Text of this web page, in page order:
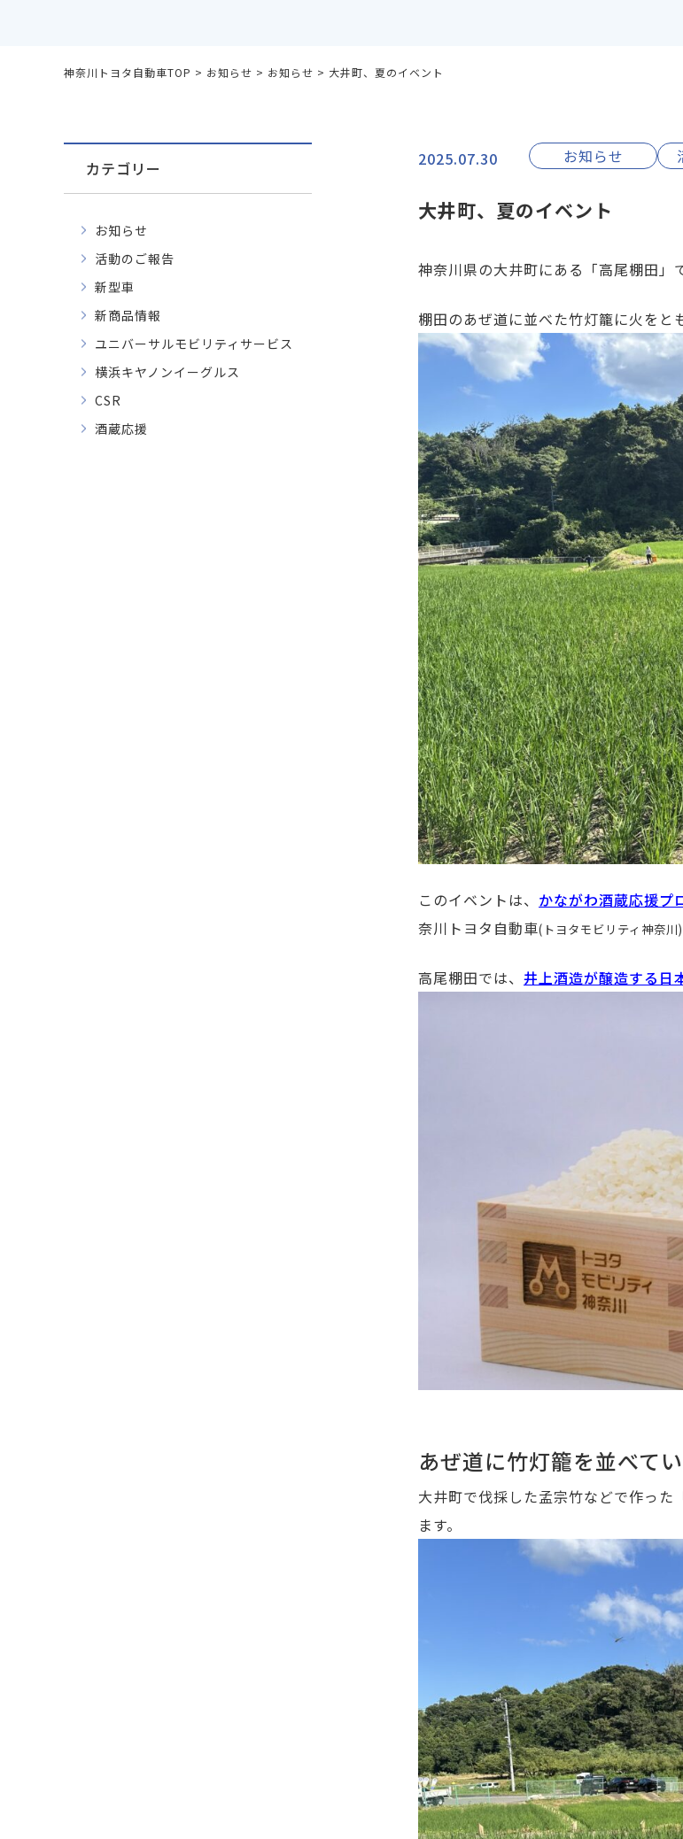
神奈川トヨタ自動車TOP > お知らせ > お知らせ > 大井町、夏のイベント
2025.07.30 お知らせ
大井町、夏のイベント
神奈川県の大井町にある「高尾棚田」
棚田のあぜ道に並べた竹灯籠に火をと
このイベントは、 かながわ酒蔵応援プ
奈川トヨタ自動車(トヨタモビリティ神奈川)
高尾棚田では、 井上酒造が醸造する 日
あぜ道に竹灯籠を並べてい
大井町で伐採した孟宗竹などで作っ
ます。
カテゴリー
お知らせ
活動のご報告
新型車
新商品情報
ユニバーサルモビリティサービス
横浜キヤノンイーグルス
CSR
酒蔵応援